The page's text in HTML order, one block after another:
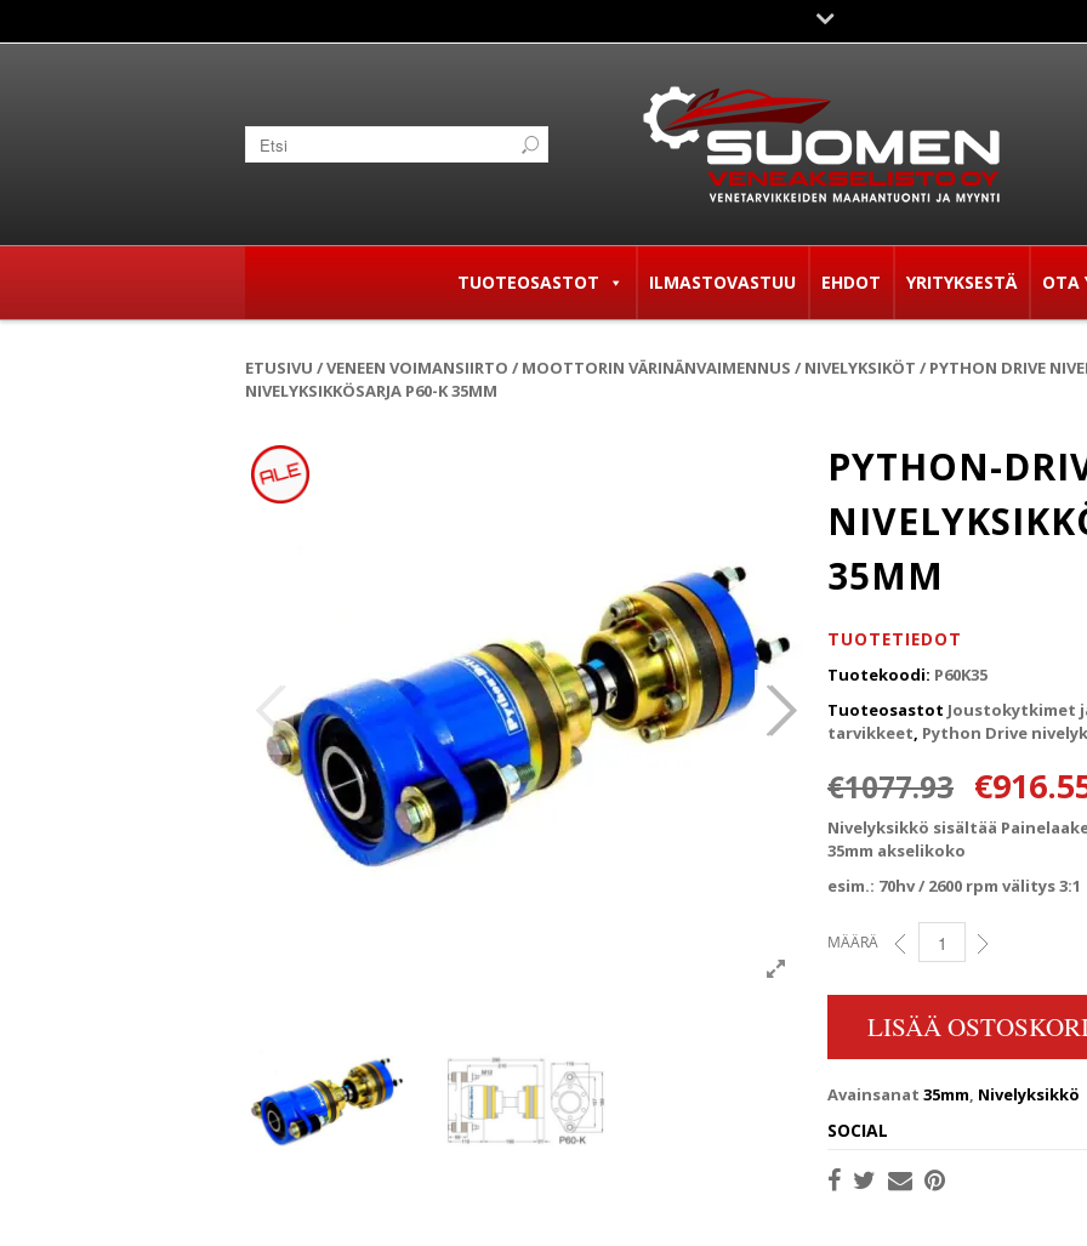
TUOTEOSASTOT ILMASTOVASTUU EHDOT YRITYKSESTÄ OTA
ETUSIVU /VENEEN VOIMANSIIRTO / MOOTTORIN VÄRINÄNVAIMENNUS / NIVELYKSIKÖT / PYTHON DRIVE
NIVELYKSIKKÖSARJA P60-K 35MM
PYTHON-
35MM
TUOTETIEDOT
Tuotekoodi: P60K35
Tuoteosastot Joustokytkimet
tarvikkeet, Python Drive
€1077.93 €
Nivelyksikkö sisältää
35mm akselikoko
esim.: 70hv / 2600 rpm välitys 3:1
MÄÄRÄ PYTHON-DRIVE
LISÄÄ
Avainsanat 35mm, Nivelyksikkö
SOCIAL